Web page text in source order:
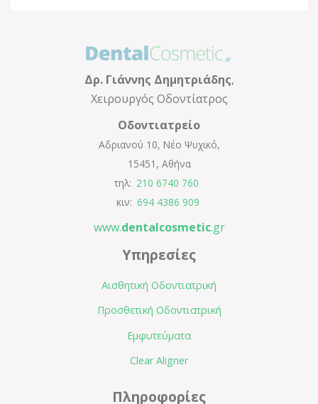
Δρ. Γιάννης Δημητριάδης,
Χειρουργός Οδοντίατρος
Οδοντιατρείο
Αδριανού 10, Νέο Ψυχικό,
15451 , Αθήνα
τηλ: 210 6740 760
κιν: 694 4386 909
www.dentalcosmetic.gr
Υπηρεσίες
Αισθητική Οδοντιατρική
Προσθετική Οδοντιατρική
Εμφυτεύματα
Clear Aligner
Πληροφορίες